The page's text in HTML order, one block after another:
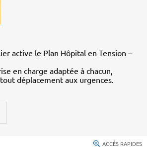
active le Plan Hôpital en Tension –
en charge adaptée à chacun,
déplacement aux urgences.
ACCÈS RAPIDES